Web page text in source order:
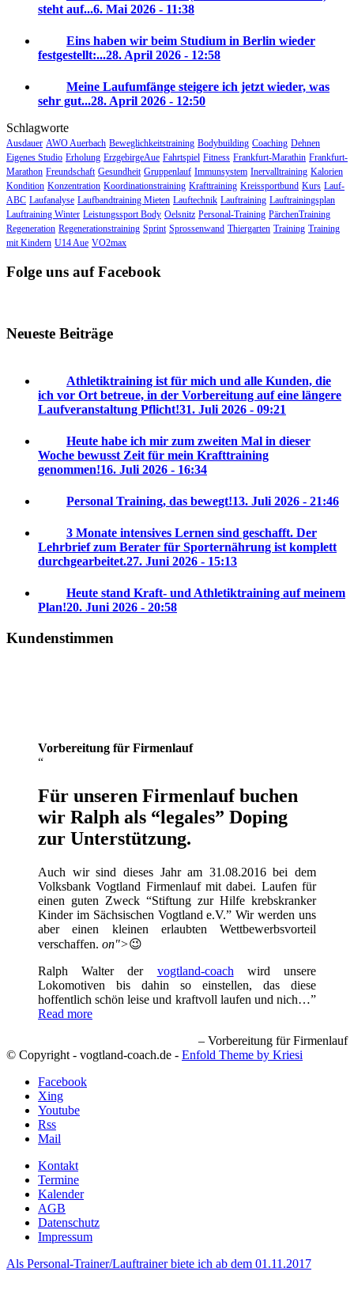
steht auf...6. Mai 2026 - 11:38
Eins haben wir beim Studium in Berlin wieder
festgestellt:...28. April 2026 - 12:58
Meine Laufumfänge steigere ich jetzt wieder, was
sehr gut...28. April 2026 - 12:50
Schlagworte
Ausdauer AWO Auerbach Beweglichkeitstraining Bodybuilding Coaching Dehnen
Eigenes Studio Erholung ErzgebirgeAue Fahrtspiel Fitness Frankfurt-Marathin Frankfurt-
Marathon Freundschaft Gesundheit Gruppenlauf Immunsystem Inervalltraining Kalorien
Kondition Konzentration Koordinationstraining Krafttraining Kreissportbund Kurs Lauf-
ABC Laufanalyse Laufbandtraining Mieten Lauftechnik Lauftraining Lauftrainingsplan
Lauftraining Winter Leistungssport Body Oelsnitz Personal-Training PärchenTraining
Regeneration Regenerationstraining Sprint Sprossenwand Thiergarten Training Training
mit Kindern U14 Aue VO2max
Folge uns auf Facebook
Neueste Beiträge
Athletiktraining ist für mich und alle Kunden, die
ich vor Ort betreue, in der Vorbereitung auf eine längere
Laufveranstaltung Pflicht!31. Juli 2026 - 09:21
Heute habe ich mir zum zweiten Mal in dieser
Woche bewusst Zeit für mein Krafttraining
genommen!16. Juli 2026 - 16:34
Personal Training, das bewegt!13. Juli 2026 - 21:46
3 Monate intensives Lernen sind geschafft. Der
Lehrbrief zum Berater für Sporternährung ist komplett
durchgearbeitet.27. Juni 2026 - 15:13
Heute stand Kraft- und Athletiktraining auf meinem
Plan!20. Juni 2026 - 20:58
Kundenstimmen
Vorbereitung für Firmenlauf
Für unseren Firmenlauf buchen
wir Ralph als “legales” Doping
zur Unterstützung.
Auch wir sind dieses Jahr am 31.08.2016 bei dem
Volksbank Vogtland Firmenlauf mit dabei. Laufen für
einen guten Zweck “Stiftung zur Hilfe krebskranker
Kinder im Sächsischen Vogtland e.V.” Wir werden uns
aber einen kleinen erlaubten Wettbewerbsvorteil
verschaffen. on">😉
Ralph Walter der vogtland-coach wird unsere
Lokomotiven bis dahin so einstellen, das diese
hoffentlich schön leise und kraftvoll laufen und nich…
Read more
Vorbereitung für Firmenlauf
© Copyright - vogtland-coach.de - Enfold Theme by Kriesi
Facebook
Xing
Youtube
Rss
Mail
Kontakt
Termine
Kalender
AGB
Datenschutz
Impressum
Als Personal-Trainer/Lauftrainer biete ich ab dem 01.11.2017